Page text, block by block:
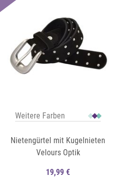
Weitere Farben
Nietengürtel mit Kugelnieten
Velours Optik
19,99 €